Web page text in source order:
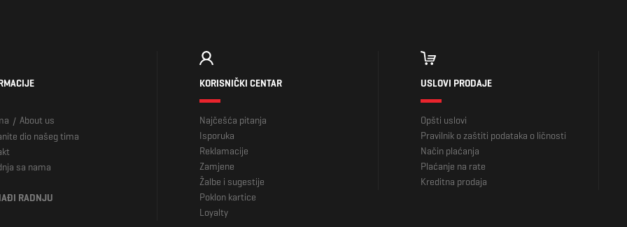
/ About us
dio našeg tima
sa nama
RADNJU
KORISNIČKI CENTAR
Najčešća pitanja
Isporuka
Reklamacije
Zamjene
Žalbe i sugestije
Poklon kartice
Loyalty
USLOVI PRODAJE
Opšti uslovi
Pravilnik o zaštiti podataka o ličnosti
Način plaćanja
Plaćanje na rate
Kreditna prodaja